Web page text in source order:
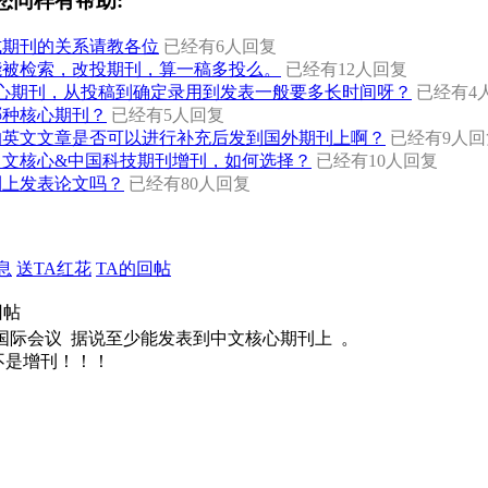
刊的关系请教各位 已经有6人回复
检索，改投期刊，算一稿多投么。
已经有12人回复
期刊，从投稿到确定录用到发表一般要多长时间呀？ 已经有4
核心期刊？ 已经有5人回复
文文章是否可以进行补充后发到国外期刊上啊？ 已经有9人
核心&中国科技期刊增刊，如何选择？ 已经有10人回复
发表论文吗？ 已经有80人回复
送TA红花 TA的回帖
帖
会议 据说至少能发表到中文核心期刊上 。
增刊！！！